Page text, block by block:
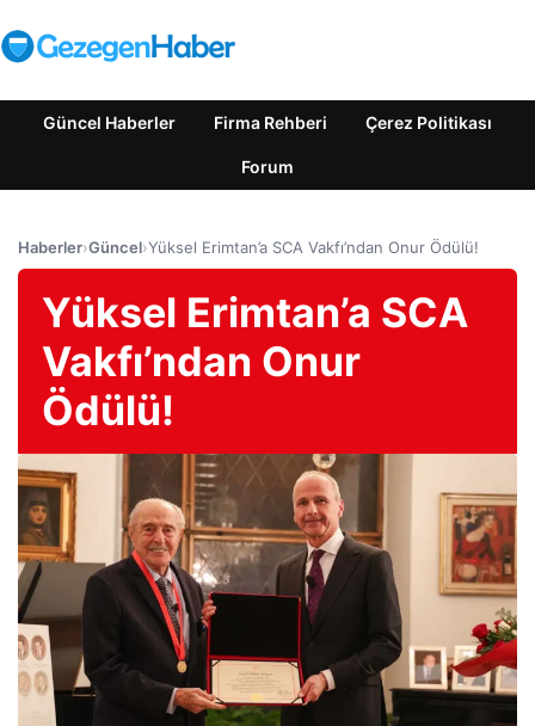
Güncel Haberler Firma Rehberi Çerez Politikası
Forum
Haberler›Güncel›Yüksel Erimtan’a SCA Vakfı’ndan Onur Ödülü!
Yüksel Erimtan’a SCA
Vakfı’ndan Onur
Ödülü!